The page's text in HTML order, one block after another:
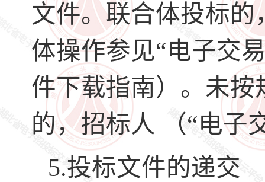
文件。联合体投标
体操作参见“电子交
件下载指南）。未按
的，招标人 （“电子
5.投标文件的递交